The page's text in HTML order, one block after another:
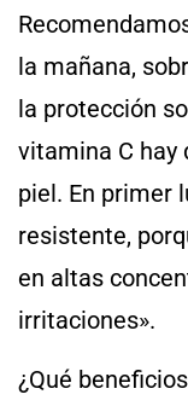
la mañana,
la protección
vitamina C hay
piel. En primer
resistente,
en altas
irritaciones».
¿Qué